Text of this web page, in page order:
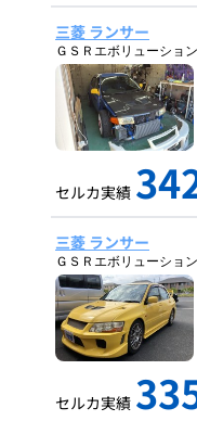
三菱 ランサー
ＧＳＲエボリューショ
セルカ実績
三菱 ランサー
ＧＳＲエボリューショ
セルカ実績